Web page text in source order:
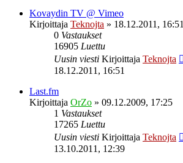
Kovaydin TV @ Vimeo
Kirjoittaja Teknojta » 18.12.2011, 16:51
0 Vastaukset
16905 Luettu
Uusin viesti Kirjoittaja Teknojta
18.12.2011, 16:51
Last.fm
Kirjoittaja OrZo » 09.12.2009, 17:25
1 Vastaukset
17265 Luettu
Uusin viesti Kirjoittaja Teknojta
13.10.2011, 12:39